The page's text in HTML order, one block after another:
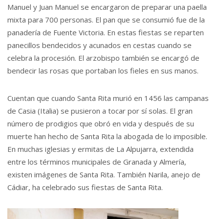
Manuel y Juan Manuel se encargaron de preparar una paella
mixta para 700 personas. El pan que se consumió fue de la
panadería de Fuente Victoria. En estas fiestas se reparten
panecillos bendecidos y acunados en cestas cuando se
celebra la procesión. El arzobispo también se encargó de
bendecir las rosas que portaban los fieles en sus manos.
Cuentan que cuando Santa Rita murió en 1456 las campanas
de Casia (Italia) se pusieron a tocar por sí solas. El gran
número de prodigios que obró en vida y después de su
muerte han hecho de Santa Rita la abogada de lo imposible.
En muchas iglesias y ermitas de La Alpujarra, extendida
entre los términos municipales de Granada y Almería,
existen imágenes de Santa Rita. También Narila, anejo de
Cádiar, ha celebrado sus fiestas de Santa Rita.